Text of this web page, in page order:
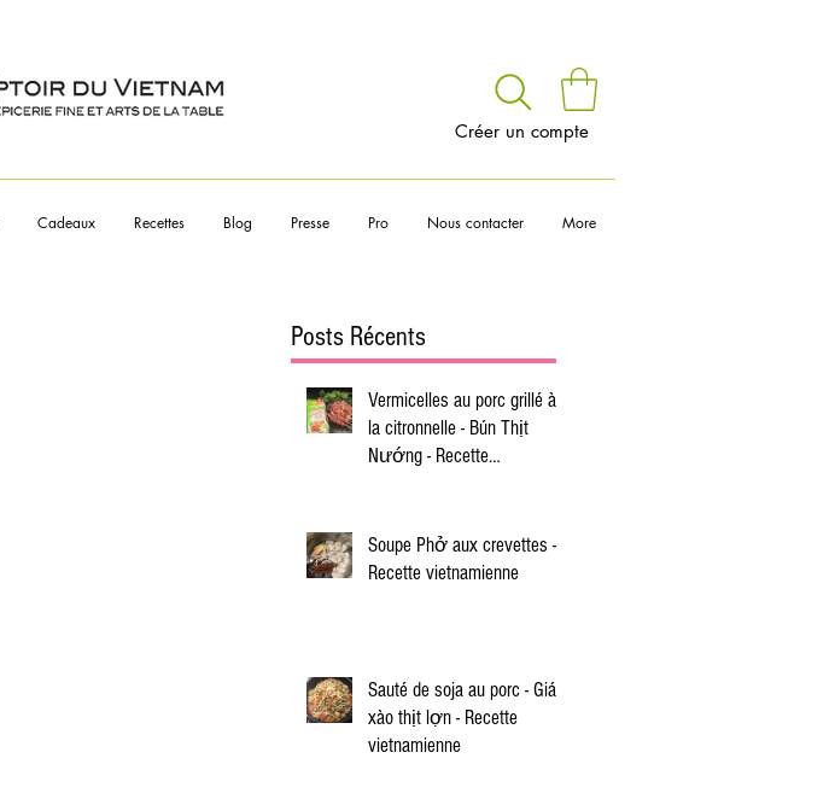
Créer un compte
Cadeaux Recettes Blog Presse Pro Nous contacter More
Posts Récents
Vermicelles au porc grillé à
la citronnelle - Bún Thịt
Nướng - Recette
Soupe Phở aux crevettes -
Recette vietnamienne
Sauté de soja au porc - Giá
xào thịt lợn - Recette
vietnamienne